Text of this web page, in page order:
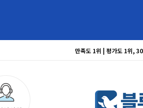
만족도 1위 | 평가도 1위,